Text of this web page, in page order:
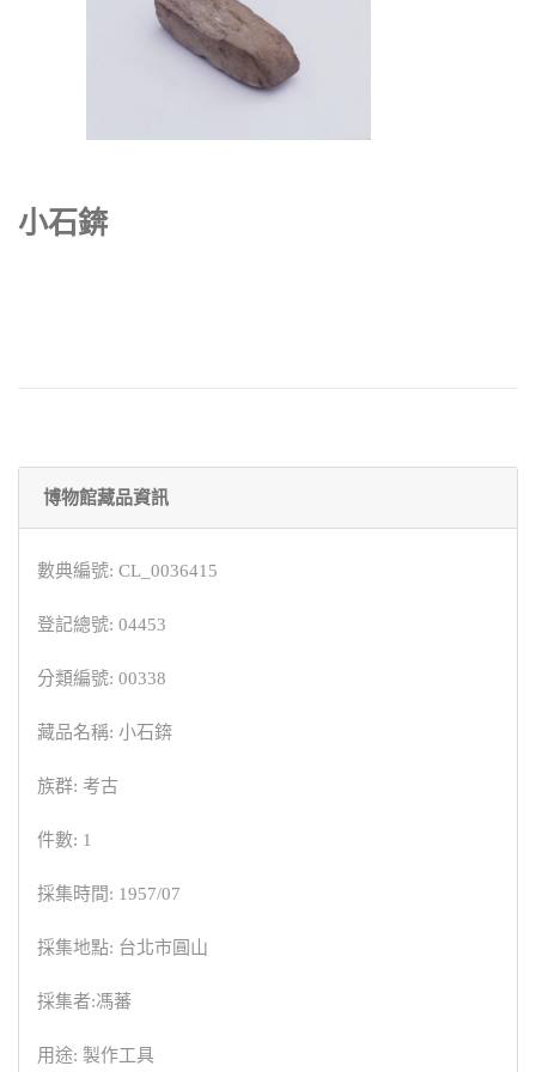
小石錛
博物館藏品資訊
數典編號: CL_0036415
登記總號: 04453
分類編號: 00338
藏品名稱: 小石錛
族群: 考古
件數: 1
採集時間: 1957/07
採集地點: 台北市圓山
採集者:馮蕃
用途: 製作工具